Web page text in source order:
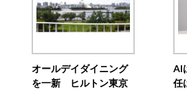
オールデイダイニング
を一新 ヒルトン東京
AI
任